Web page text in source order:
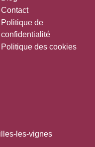
Contact
Politique de
confidentialité
Politique des cookies
les-vignes